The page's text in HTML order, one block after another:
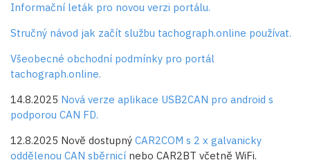
Informační leták pro novou verzi portálu.
Stručný návod jak začít službu tachograph.online používat.
Všeobecné obchodní podmínky pro portál
tachograph.online.
14.8.2025 Nová verze aplikace USB2CAN pro android s
podporou CAN FD.
12.8.2025 Nově dostupný CAR2COM s 2 x galvanicky
oddělenou CAN sběrnicí nebo CAR2BT včetně WiFi.